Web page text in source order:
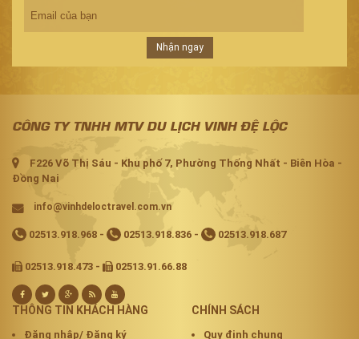
Nhận ngay
CÔNG TY TNHH MTV DU LỊCH VINH ĐỆ LỘC
F226 Võ Thị Sáu - Khu phố 7, Phường Thống Nhất - Biên Hòa -
Đồng Nai
info@vinhdeloctravel.com.vn
02513.918.968 - 02513.918.836 - 02513.918.687
02513.918.473 - 02513.91.66.88
THÔNG TIN KHÁCH HÀNG
Đăng nhập/ Đăng ký
CHÍNH SÁCH
Quy định chung